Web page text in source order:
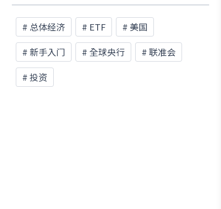
# 总体经济 # ETF # 美国
#新手入门 # 全球央行 #联准会
#投资